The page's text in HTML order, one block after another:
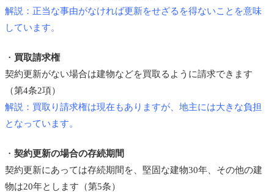
解説：正当な事由がなければ更新をせざるを得ないことを意味
しています。
・ 買取請求権
契約更新がない場合は建物などを買取るように請求できます
（第4条2項）
解説：買取り請求権は現在もありますが、地主には大きな負担
となっています。
・ 契約更新の場合の存続期間
契約更新にあっては存続期間を、堅固な建物30年、その他の建
物は20年とします（第5条）